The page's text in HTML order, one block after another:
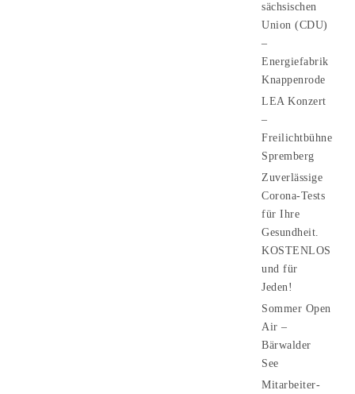
sächsischen
Union (CDU)
–
Energiefabrik
Knappenrode
LEA Konzert
–
Freilichtbühne
Spremberg
Zuverlässige
Corona-Tests
für Ihre
Gesundheit.
KOSTENLOS
und für
Jeden!
Sommer Open
Air –
Bärwalder
See
Mitarbeiter-